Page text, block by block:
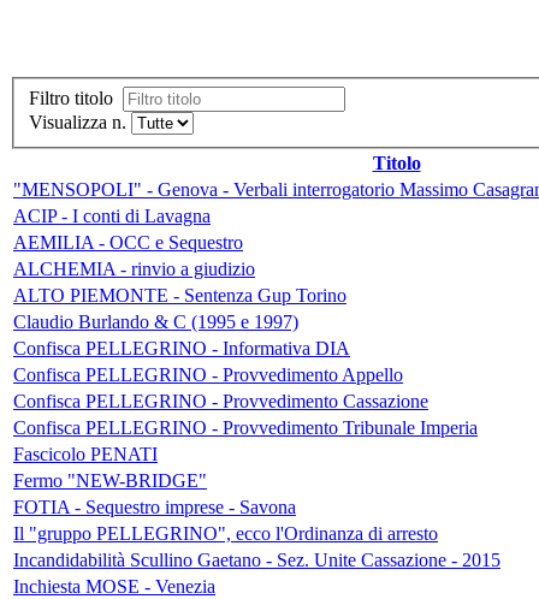
Filtro titolo
Visualizza n.
Titolo
"MENSOPOLI" - Genova - Verbali interrogatorio Massimo
ACIP - I conti di Lavagna
AEMILIA - OCC e Sequestro
ALCHEMIA - rinvio a giudizio
ALTO PIEMONTE - Sentenza Gup Torino
Claudio Burlando & C (1995 e 1997)
Confisca PELLEGRINO - Informativa DIA
Confisca PELLEGRINO - Provvedimento Appello
Confisca PELLEGRINO - Provvedimento Cassazione
Confisca PELLEGRINO - Provvedimento Tribunale Imperia
Fascicolo PENATI
Fermo "NEW-BRIDGE"
FOTIA - Sequestro imprese - Savona
Il "gruppo PELLEGRINO", ecco l'Ordinanza di arresto
Incandidabilità Scullino Gaetano - Sez. Unite Cassazione - 2015
Inchiesta MOSE - Venezia